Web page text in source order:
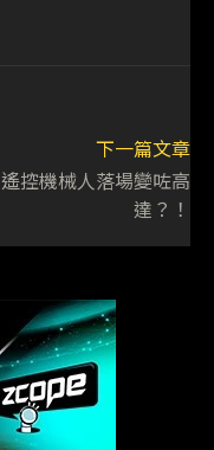
下一篇文章
遙控機械人落場變咗高
達？！